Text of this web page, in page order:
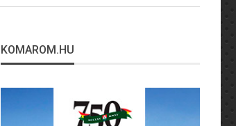
KOMAROM.HU